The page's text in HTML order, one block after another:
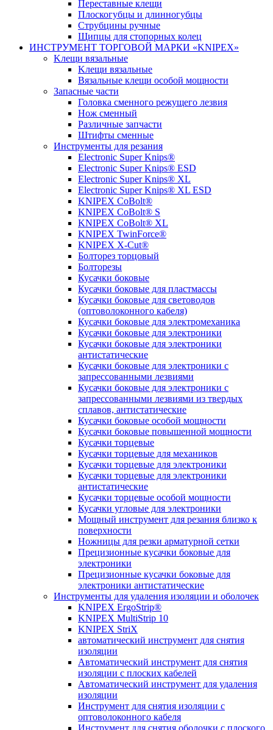
Переставные клещи
Плоскогубцы и длинногубцы
Струбцины ручные
Щипцы для стопорных колец
ИНСТРУМЕНТ ТОРГОВОЙ МАРКИ «KNIPEX»
Kлещи вязальные
Kлещи вязальные
Вязальные клещи особой мощности
Запасные части
Головка сменного режущего лезвия
Нож сменный
Различные запчасти
Штифты сменные
Инструменты для резания
Electronic Super Knips®
Electronic Super Knips® ESD
Electronic Super Knips® XL
Electronic Super Knips® XL ESD
KNIPEX CoBolt®
KNIPEX CoBolt® S
KNIPEX CoBolt® XL
KNIPEX TwinForce®
KNIPEX X-Cut®
Болторез торцовый
Болторезы
Кусачки боковые
Кусачки боковые для пластмассы
Кусачки боковые для световодов
(оптоволоконного кабеля)
Кусачки боковые для электромеханика
Кусачки боковые для электроники
Кусачки боковые для электроники
антистатические
Кусачки боковые для электроники с
запрессованными лезвиями
Кусачки боковые для электроники с
запрессованными лезвиями из твердых
сплавов, антистатические
Кусачки боковые особой мощности
Кусачки боковые повышенной мощности
Кусачки торцевые
Кусачки торцевые для механиков
Кусачки торцевые для электроники
Кусачки торцевые для электроники
антистатические
Кусачки торцевые особой мощности
Кусачки угловые для электроники
Мощный инструмент для резания близко к
поверхности
Ножницы для резки арматурной сетки
Прецизионные кусачки боковые для
электроники
Прецизионные кусачки боковые для
электроники антистатические
Инструменты для удаления изоляции и оболочек
KNIPEX ErgoStrip®
KNIPEX MultiStrip 10
KNIPEX StriX
автоматический инструмент для снятия
изоляции
Автоматический инструмент для снятия
изоляции с плоских кабелей
Автоматический инструмент для удаления
изоляции
Инструмент для снятия изоляции с
оптоволоконного кабеля